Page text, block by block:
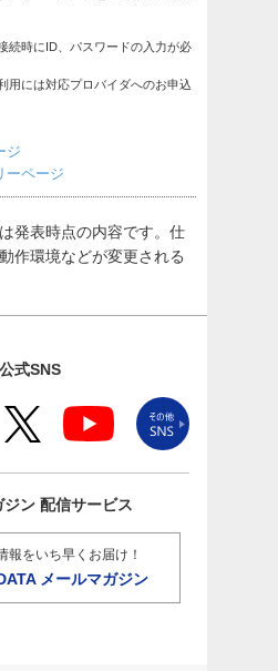
続時にID、パスワードの入力が必
用には対応プロバイダへのお申込
ジ
ーページ
発表時点の内容です。仕
作環境などが変更される
公式SNS
ジン 配信サービス
報をいち早くお届け！
メールマガジン